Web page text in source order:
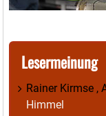
Lesermeinung
Rainer Kirmse ,
Himmel